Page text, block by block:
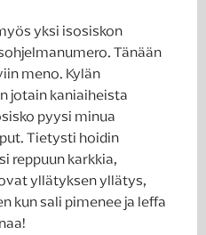
yksi isosiskon
Tänään
meno. Kylän
jotain kaniaiheista
pyysi minua
Tietysti hoidin
reppuun karkkia,
yllätyksen yllätys,
kun sali pimenee ja leffa